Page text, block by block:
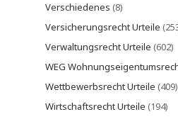
Verschiedenes (8)
Versicherungsrecht Urteile
Verwaltungsrecht Urteile (602)
WEG
Wettbewerbsrecht Urteile (409)
Wirtschaftsrecht Urteile (194)